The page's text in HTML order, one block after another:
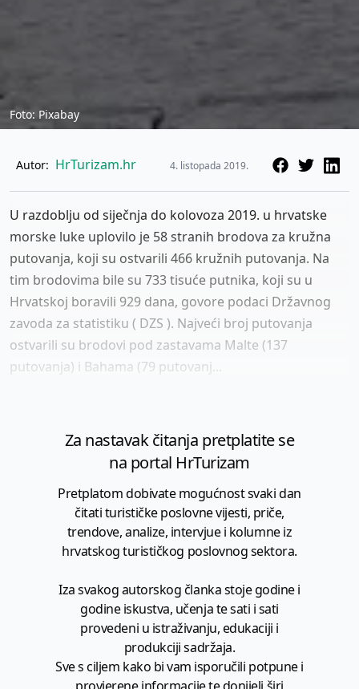
Foto: Pixabay
Autor: HrTurizam.hr 4. listopada 2019.
U razdoblju od siječnja do kolovoza 2019. u hrvatske
morske luke uplovilo je 58 stranih brodova za kružna
putovanja, koji su ostvarili 466 kružnih putovanja. Na
tim brodovima bile su 733 tisuće putnika, koji su u
Hrvatskoj boravili 929 dana, govore podaci Državnog
zavoda za statistiku ( DZS ). Najveći broj putovanja
ostvarili su brodovi pod zastavama Malte (137
putovanja) i Bahama (79 putovanj...
Za nastavak čitanja pretplatite se
na portal HrTurizam
Pretplatom dobivate mogućnost svaki dan
čitati turističke poslovne vijesti, priče,
trendove, analize, intervjue i kolumne iz
hrvatskog turističkog poslovnog sektora.
Iza svakog autorskog članka stoje godine i
godine iskustva, učenja te sati i sati
provedeni u istraživanju, edukaciji i
produkciji sadržaja.
Sve s ciljem kako bi vam isporučili potpune i